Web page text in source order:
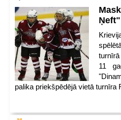
11
palika priekšpēdējā vietā turnīra